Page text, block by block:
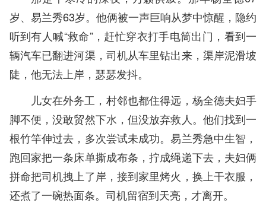
岁、易兰秀63岁。他俩被一声巨响从梦中惊醒，隐约
听到有人喊“救命”，赶忙穿衣打手电筒出门，看到一
辆汽车已翻进河渠，司机从车里钻出来，渠岸泥滑坡
陡，他无法上岸，瑟瑟发抖。
儿女在外务工，村邻也都住得远，杨全德夫妇手
脚不便，没敢贸然下水，但没放弃救人。他们找到一
根竹竿伸过去，多次尝试未成功。易兰秀急中生智，
跑回家把一条床单撕成布条，拧成绳递下去，夫妇俩
拼命把司机拽上了岸，接到家里烤火，换上干衣服，
还煮了一碗热面条。司机留宿到天亮，才离开。